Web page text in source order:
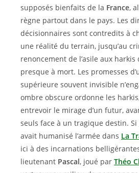
supposés bienfaits de la France,
règne partout dans le pays. Les
décisionnaires sont contredits à
une réalité du terrain, jusqu’au
renoncement de l’asile aux
presque à mort. Les promesses
supérieure souvent invisible
ombre obscure ordonne les
entrevoir le mirage d’un futur,
seuls face à un tragique destin. Si
avait humanisé l’armée dans La
ici à des incarnations
lieutenant Pascal, joué par Théo